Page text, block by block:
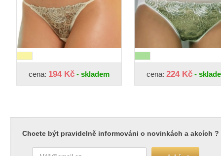
cena: 194 Kč - skladem cena: 224 Kč -
Chcete být pravidelně informováni o novinkách a akcích ?